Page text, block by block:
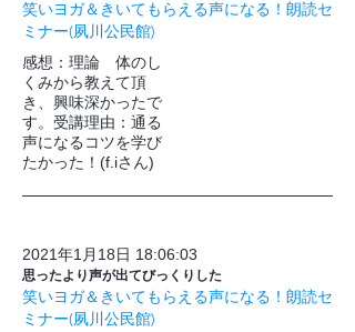
笑いヨガ＆きいてもらえる声になる！朗読セ
ミナー(夙川公民館)
感想：理論 体のし
くみから教えて頂
き、興味深かったで
す。受講理由：通る
声になるコツを学び
たかった！(f.iさん)
2021年1月18日 18:06:03
思ったより声が出てびっくりした
笑いヨガ＆きいてもらえる声になる！朗読セ
ミナー(夙川公民館)